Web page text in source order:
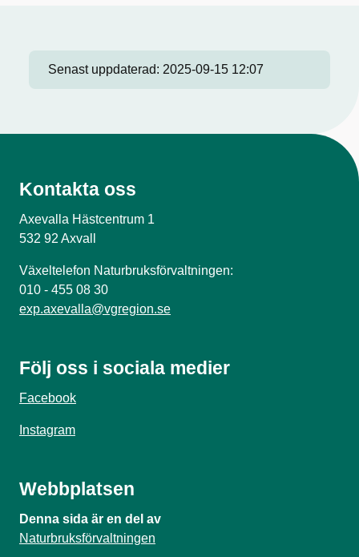
Senast uppdaterad: 2025-09-15 12:07
Kontakta oss
Axevalla Hästcentrum 1
532 92 Axvall
Växeltelefon Naturbruksförvaltningen:
010 - 455 08 30
exp.axevalla@vgregion.se
Följ oss i sociala medier
Facebook
Instagram
Webbplatsen
Denna sida är en del av
Naturbruksförvaltningen